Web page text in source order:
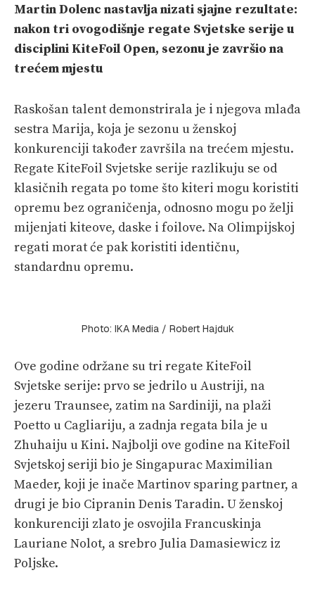
SHOP
Martin Dolenc nastavlja nizati sjajne rezultate:
nakon tri ovogodišnje regate Svjetske serije u
disciplini KiteFoil Open, sezonu je završio na
trećem mjestu
Raskošan talent demonstrirala je i njegova mlađa
sestra Marija, koja je sezonu u ženskoj
konkurenciji također završila na trećem mjestu.
Regate KiteFoil Svjetske serije razlikuju se od
klasičnih regata po tome što kiteri mogu koristiti
opremu bez ograničenja, odnosno mogu po želji
mijenjati kiteove, daske i foilove. Na Olimpijskoj
regati morat će pak koristiti identičnu,
standardnu opremu.
Photo: IKA Media / Robert Hajduk
Ove godine održane su tri regate KiteFoil
Svjetske serije: prvo se jedrilo u Austriji, na
jezeru Traunsee, zatim na Sardiniji, na plaži
Poetto u Cagliariju, a zadnja regata bila je u
Zhuhaiju u Kini. Najbolji ove godine na KiteFoil
Svjetskoj seriji bio je Singapurac Maximilian
Maeder, koji je inače Martinov sparing partner, a
drugi je bio Cipranin Denis Taradin. U ženskoj
konkurenciji zlato je osvojila Francuskinja
Lauriane Nolot, a srebro Julia Damasiewicz iz
Poljske.